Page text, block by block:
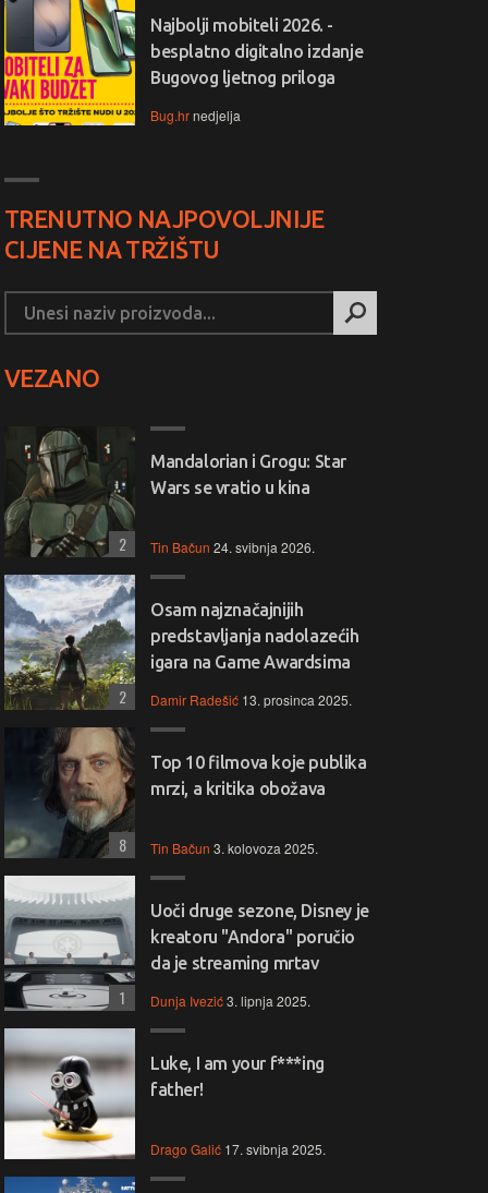
Najbolji mobiteli 2026. -
besplatno digitalno izdanje
Bugovog ljetnog priloga
Bug.hrnedjelja
TRENUTNO NAJPOVOLJNIJE
CIJENE NA TRŽIŠTU
VEZANO
Mandalorian i Grogu: Star
Wars se vratio u kina
Tin Bačun 24. svibnja 2026.
2
Osam najznačajnijih
predstavljanja nadolazećih
igara na Game Awardsima
Damir Radešić 13. prosinca 2025.
2
Top 10 filmova koje publika
mrzi, a kritika obožava
Tin Bačun 3. kolovoza 2025.
8
Uoči druge sezone, Disney je
kreatoru "Andora" poručio
da je streaming mrtav
Dunja Ivezić3. lipnja 2025.
1
Luke, I am your f***ing
father!
Drago Galić 17. svibnja 2025.